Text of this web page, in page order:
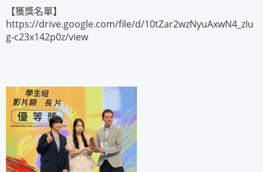
【獲獎名單】
https://drive.google.com/file/d/10tZar2wzNyuAxwN4_zIu
g-c23x142p0z/view